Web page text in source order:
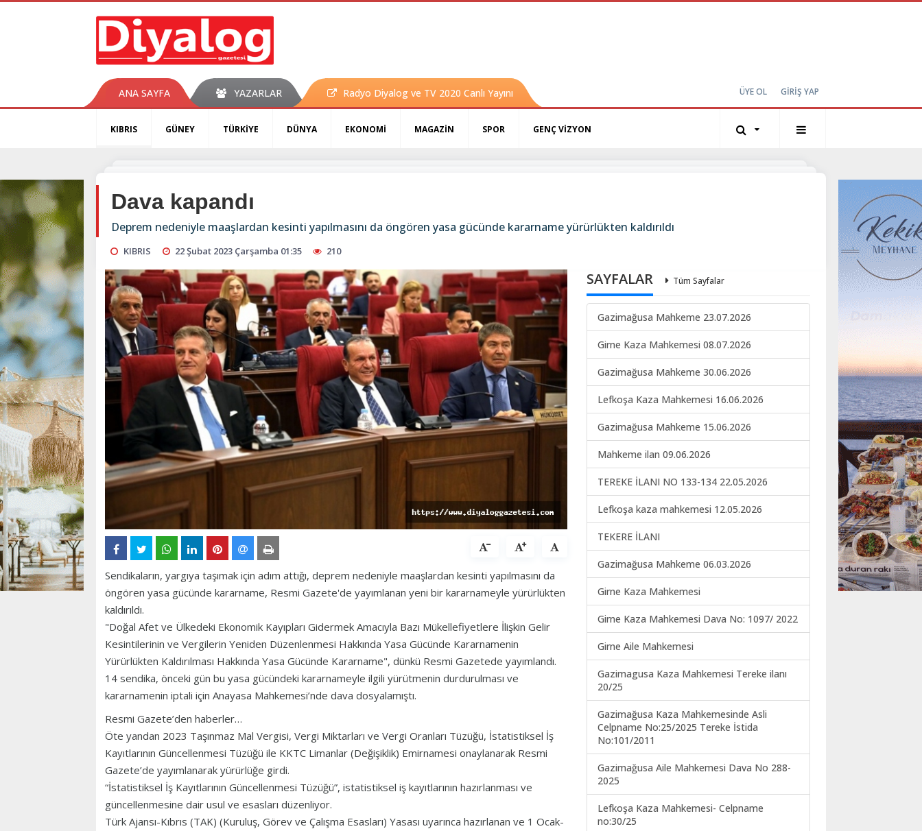
ANA SAYFA YAZARLAR Radyo Diyalog ve TV 2020 Canlı Yayını ÜYE OL GİRİŞ YAP
KIBRIS GÜNEY TÜRKİYE DÜNYA EKONOMİ MAGAZİN SPOR GENÇ VİZYON
Dava kapandı
Deprem nedeniyle maaşlardan kesinti yapılmasını da öngören yasa gücünde kararname yürürlükten kaldırıldı
KIBRIS 22 Şubat 2023 Çarşamba 01:35 210
Sendikaların, yargıya taşımak için adım attığı, deprem nedeniyle maaşlardan kesinti yapılmasını da
öngören yasa gücünde kararname, Resmi Gazete'de yayımlanan yeni bir kararnameyle yürürlükten
kaldırıldı.
"Doğal Afet ve Ülkedeki Ekonomik Kayıpları Gidermek Amacıyla Bazı Mükellefiyetlere İlişkin Gelir
Kesintilerinin ve Vergilerin Yeniden Düzenlenmesi Hakkında Yasa Gücünde Kararnamenin
Yürürlükten Kaldırılması Hakkında Yasa Gücünde Kararname", dünkü Resmi Gazetede yayımlandı.
14 sendika, önceki gün bu yasa gücündeki kararnameyle ilgili yürütmenin durdurulması ve
kararnamenin iptali için Anayasa Mahkemesi’nde dava dosyalamıştı.
Resmi Gazete’den haberler…
Öte yandan 2023 Taşınmaz Mal Vergisi, Vergi Miktarları ve Vergi Oranları Tüzüğü, İstatistiksel İş
Kayıtlarının Güncellenmesi Tüzüğü ile KKTC Limanlar (Değişiklik) Emirnamesi onaylanarak Resmi
Gazete’de yayımlanarak yürürlüğe girdi.
“İstatistiksel İş Kayıtlarının Güncellenmesi Tüzüğü”, istatistiksel iş kayıtlarının hazırlanması ve
güncellenmesine dair usul ve esasları düzenliyor.
Türk Ajansı-Kıbrıs (TAK) (Kuruluş, Görev ve Çalışma Esasları) Yasası uyarınca hazırlanan ve 1 Ocak-
SAYFALAR Tüm Sayfalar
Gazimağusa Mahkeme 23.07.2026
Girne Kaza Mahkemesi 08.07.2026
Gazimağusa Mahkeme 30.06.2026
Lefkoşa Kaza Mahkemesi 16.06.2026
Gazimağusa Mahkeme 15.06.2026
Mahkeme ilan 09.06.2026
TEREKE İLANI NO 133-134 22.05.2026
Lefkoşa kaza mahkemesi 12.05.2026
TEKERE İLANI
Gazimağusa Mahkeme 06.03.2026
Girne Kaza Mahkemesi
Girne Kaza Mahkemesi Dava No: 1097/ 2022
Girne Aile Mahkemesi
Gazimagusa Kaza Mahkemesi Tereke ilanı
20/25
Gazimağusa Kaza Mahkemesinde Asli
Celpname No:25/2025 Tereke İstida
No:101/2011
Gazimağusa Aile Mahkemesi Dava No 288-
2025
Lefkoşa Kaza Mahkemesi- Celpname
no:30/25